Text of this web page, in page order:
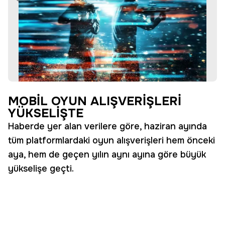
MOBİL OYUN ALIŞVERİŞLERİ
YÜKSELİŞTE
Haberde yer alan verilere göre, haziran ayında
tüm platformlardaki oyun alışverişleri hem önceki
aya, hem de geçen yılın aynı ayına göre büyük
yükselişe geçti.